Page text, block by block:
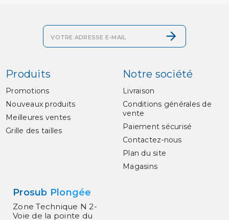
Produits
Promotions
Nouveaux produits
Meilleures ventes
Grille des tailles
Notre société
Livraison
Conditions générales de
vente
Paiement sécurisé
Contactez-nous
Plan du site
Magasins
Prosub Plongée
Zone Technique N 2-
Voie de la pointe du